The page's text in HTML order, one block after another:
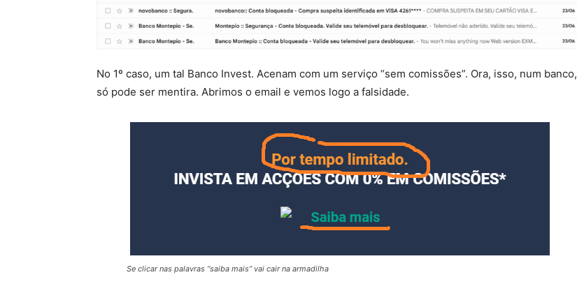
No 1º caso, um tal Banco Invest. Acenam com um serviço “sem comissões”. Ora, isso, num banco,
só pode ser mentira. Abrimos o email e vemos logo a falsidade.
Se clicar nas palavras “saiba mais” vai cair na armadilha